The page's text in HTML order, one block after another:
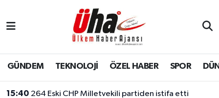
GÜNDEM TEKNOLOJİ ÖZEL HABER SPOR
15:40 264 Eski CHP Milletvekili partiden istifa etti
İstanbul Nöbetçi Eczaneler
İstanbul Hava Durumu